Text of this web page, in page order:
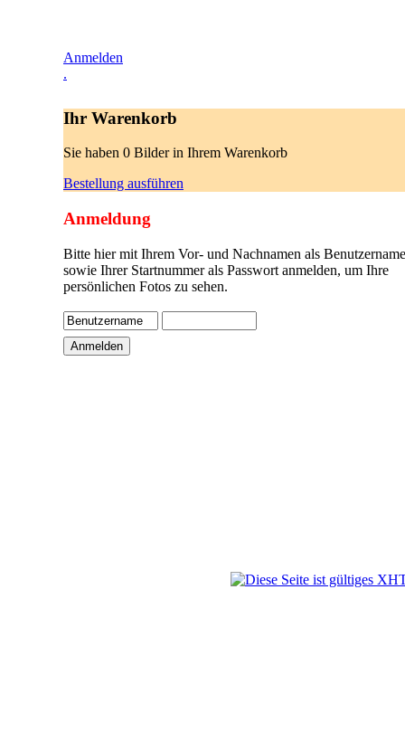
Anmelden
.
Ihr Warenkorb
Sie haben 0 Bilder in Ihrem Warenkorb
Bestellung ausführen
Anmeldung
Bitte hier mit Ihrem Vor- und Nachnamen als
sowie Ihrer Startnummer als Passwort anmelden, um Ihre
persönlichen Fotos zu sehen.